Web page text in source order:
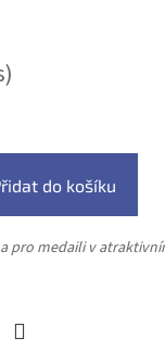
do košíku
pro medaili v